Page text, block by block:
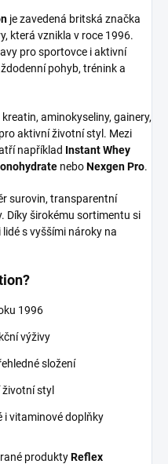
je zavedená britská značka
která vznikla v roce 1996.
pro sportovce i aktivní
pohyb, trénink a
aminokyseliny, gainery,
aktivní životní styl. Mezi
například Instant Whey
neboNexgen Pro.
surovin, transparentní
Díky širokému sortimentu si
s vyššími nároky na
1996
výživy
složení
styl
i vitaminové doplňky
produktyReflex